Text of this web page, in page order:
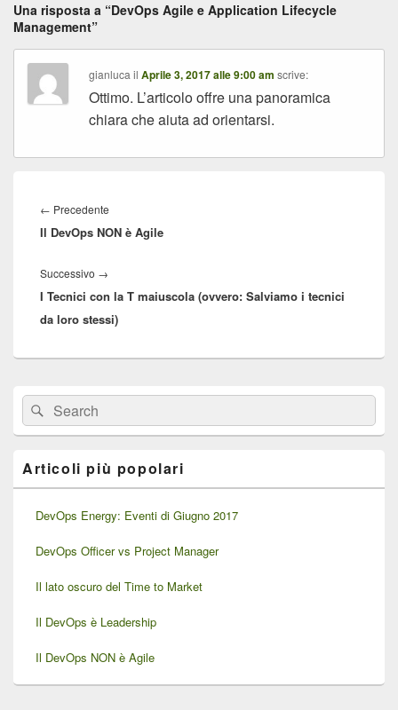
Una risposta a “DevOps Agile e Application Lifecycle
Management”
gianluca ilAprile 3, 2017 alle 9:00 am scrive:
Ottimo. L’articolo offre una panoramica
chiara che aiuta ad orientarsi.
articoli
← Precedente
precedente:
Il DevOps NON è Agile
Successivo →
successivo:
I Tecnici con la T maiuscola (ovvero: Salviamo i tecnici
da loro stessi)
Area
widget
barra
laterale
Cerca:Cerca
Articoli più popolari
DevOps Energy: Eventi di Giugno 2017
DevOps Officer vs Project Manager
Il lato oscuro del Time to Market
Il DevOps è Leadership
Il DevOps NON è Agile